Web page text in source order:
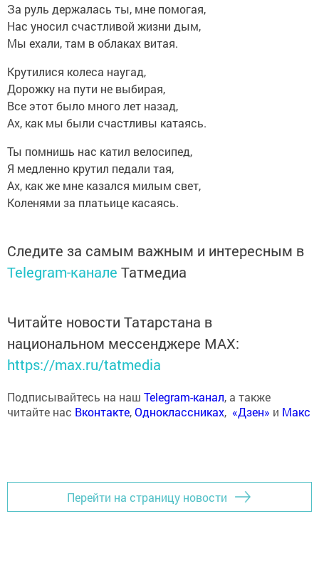
За руль держалась ты, мне помогая,
Нас уносил счастливой жизни дым,
Мы ехали, там в облаках витая.
Крутилися колеса наугад,
Дорожку на пути не выбирая,
Все этот было много лет назад,
Ах, как мы были счастливы катаясь.
Ты помнишь нас катил велосипед,
Я медленно крутил педали тая,
Ах, как же мне казался милым свет,
Коленями за платьице касаясь.
Следите за самым важным и интересным в
Telegram-канале Татмедиа
Читайте новости Татарстана в
национальном мессенджере MАХ:
https://max.ru/tatmedia
Подписывайтесь на наш Telegram-канал, а также
читайте нас Вконтакте,Одноклассниках, «Дзен» и Макс
Перейти на страницу новости